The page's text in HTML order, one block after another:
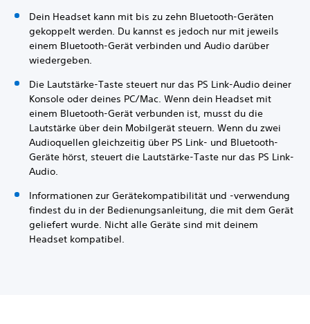
Dein Headset kann mit bis zu zehn Bluetooth-Geräten
gekoppelt werden. Du kannst es jedoch nur mit jeweils
einem Bluetooth-Gerät verbinden und Audio darüber
wiedergeben.
Die Lautstärke-Taste steuert nur das PS Link-Audio deiner
Konsole oder deines PC/Mac. Wenn dein Headset mit
einem Bluetooth-Gerät verbunden ist, musst du die
Lautstärke über dein Mobilgerät steuern. Wenn du zwei
Audioquellen gleichzeitig über PS Link- und Bluetooth-
Geräte hörst, steuert die Lautstärke-Taste nur das PS Link-
Audio.
Informationen zur Gerätekompatibilität und -verwendung
findest du in der Bedienungsanleitung, die mit dem Gerät
geliefert wurde. Nicht alle Geräte sind mit deinem
Headset kompatibel.